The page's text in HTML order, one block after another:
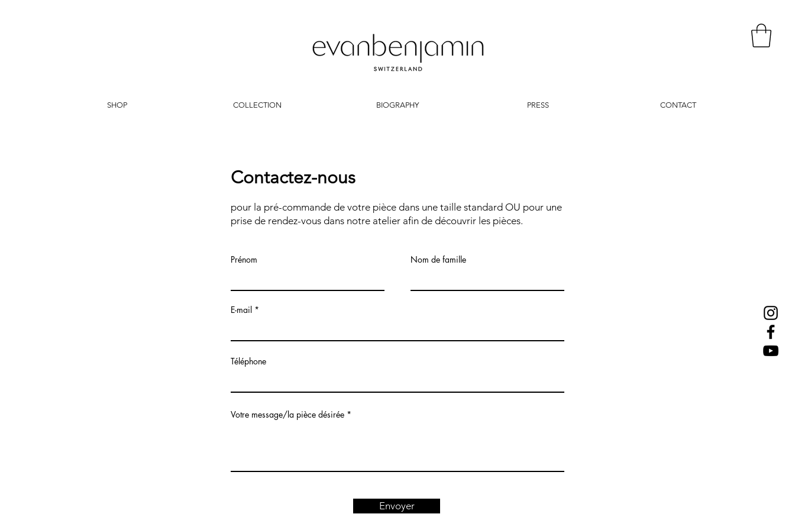
SHOP COLLECTION BIOGRAPHY PRESS CONTACT
Contactez-nous
pour la pré-commande de votre pièce dans une taille standard OU pour une
prise de rendez-vous dans notre atelier afin de découvrir les pièces.
Prénom Nom de famille
E-mail
Téléphone
Votre message/la pièce désirée
Envoyer